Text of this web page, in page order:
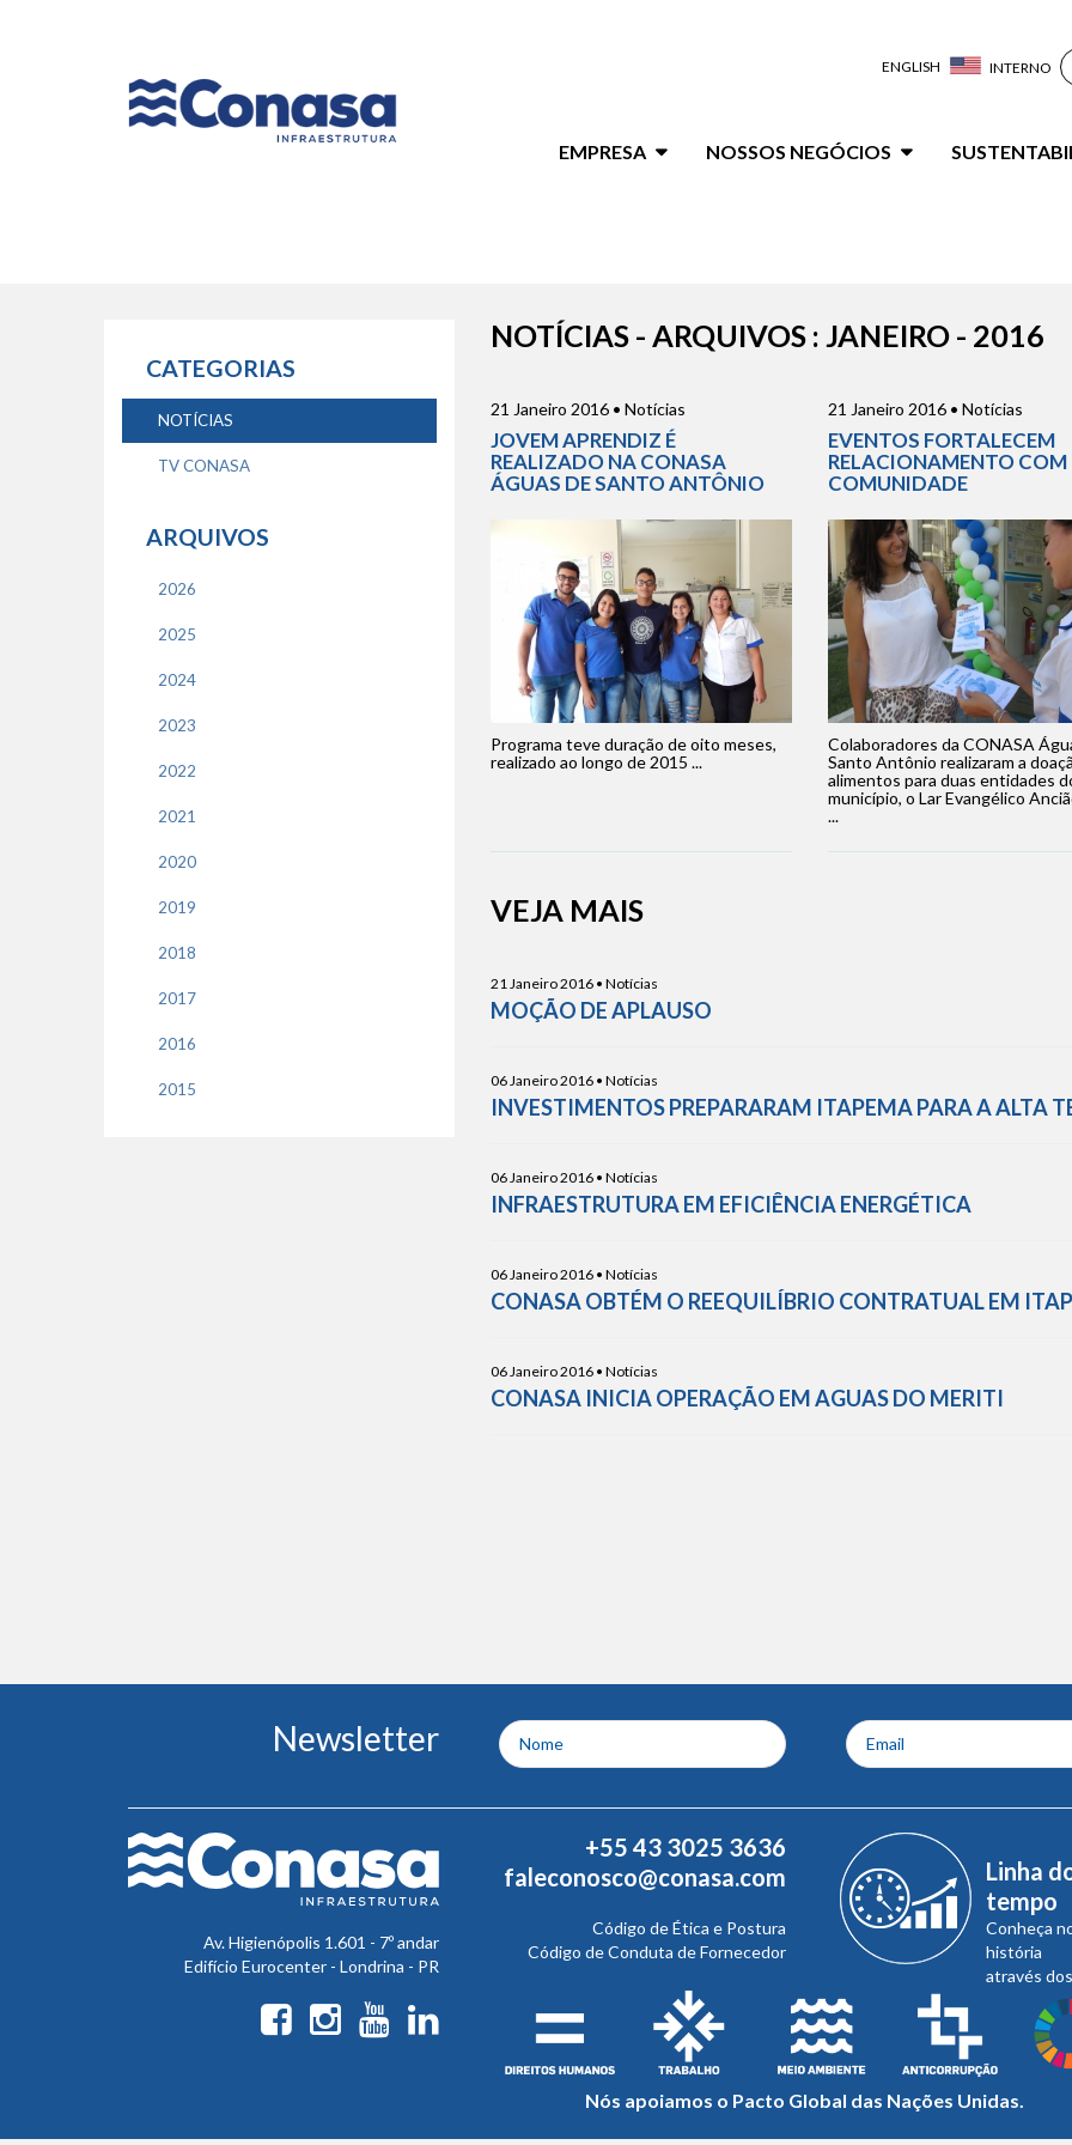
ENGLISH INTERNO
principalEMPRESA NOSSOS NEGÓCIOS
CATEGORIAS
NOTÍCIAS
TV CONASA
ARQUIVOS
2026
2025
2024
2023
2022
2021
2020
2019
2018
2017
2016
2015
NOTÍCIAS - ARQUIVOS : JANEIRO - 2016
21 Janeiro 2016 • Notícias
JOVEM APRENDIZ É
REALIZADO NA CONASA
ÁGUAS DE SANTO ANTÔNIO
Programa teve duração de oito meses,
realizado ao longo de 2015 ...
21 Janeiro 2016 • Notícias
EVENTOS FORTALECEM
RELACIONAMENTO COM
COMUNIDADE
Colaboradores da CONASA
Santo Antônio realizaram a
alimentos para duas entidades
município, o Lar Evangélico
...
VEJA MAIS
21 Janeiro 2016 • Notícias
MOÇÃO DE APLAUSO
06 Janeiro 2016 • Notícias
INVESTIMENTOS PREPARARAM ITAPEMA PARA A ALTA
06 Janeiro 2016 • Notícias
INFRAESTRUTURA EM EFICIÊNCIA ENERGÉTICA
06 Janeiro 2016 • Notícias
CONASA OBTÉM O REEQUILÍBRIO CONTRATUAL EM
06 Janeiro 2016 • Notícias
CONASA INICIA OPERAÇÃO EM AGUAS DO MERITI
rodapé
Newsletter
Av. Higienópolis 1.601 - 7º andar
Edifício Eurocenter - Londrina - PR
+55 43 3025 3636
faleconosco@conasa.com
Código de Ética e Postura
Código de Conduta de Fornecedor
Linha
tempo
Conheça
história
através
Nós apoiamos o Pacto Global das Nações Unidas.